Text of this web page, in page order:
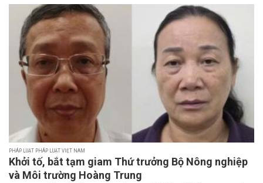
PHÁP LUẬT PHÁP LUẬT VIỆT NAM
Khởi tố, bắt tạm giam Thứ trưởng Bộ Nông nghiệp
và Môi trường Hoàng Trung